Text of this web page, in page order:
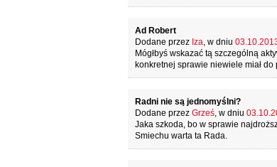
Ad Robert
Dodane przez Iza, w dniu
Mógłbyś wskazać tą szczególną
konkretnej sprawie niewiele miał
Radni nie są jednomyślni?
Dodane przez Grześ, w dniu
Jaka szkoda, bo w sprawie
Smiechu warta ta Rada.